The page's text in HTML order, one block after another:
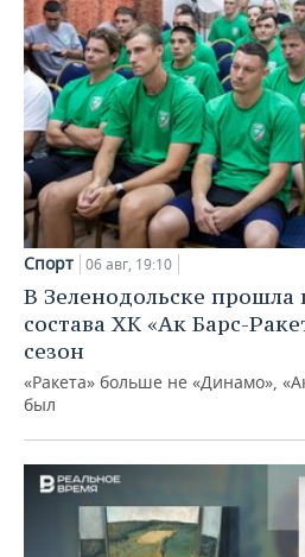
Спорт 06 авг, 19:10
В Зеленодольске прошла
состава ХК «Ак Барс-
сезон
«Ракета» больше не «Динамо»,
был